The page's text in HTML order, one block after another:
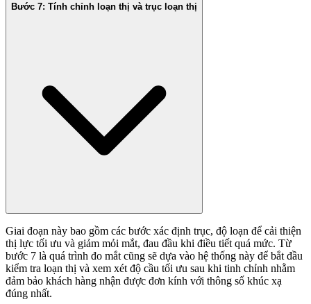
Bước 7: Tính chỉnh loạn thị và trục loạn thị
Giai đoạn này bao gồm các bước xác định trục, độ loạn để cải thiện
thị lực tối ưu và giảm mỏi mắt, đau đầu khi điều tiết quá mức. Từ
bước 7 là quá trình đo mắt cũng sẽ dựa vào hệ thống này để bắt đầu
kiểm tra loạn thị và xem xét độ cầu tối ưu sau khi tinh chỉnh nhằm
đảm bảo khách hàng nhận được đơn kính với thông số khúc xạ
đúng nhất.